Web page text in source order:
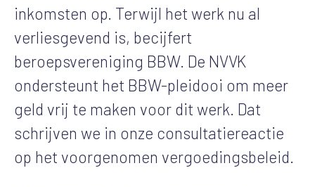
inkomsten op. Terwijl het werk nu al
verliesgevend is, becijfert
beroepsvereniging BBW. De NVVK
ondersteunt het BBW-pleidooi om meer
geld vrij te maken voor dit werk. Dat
schrijven we in onze consultatiereactie
op het voorgenomen vergoedingsbeleid.